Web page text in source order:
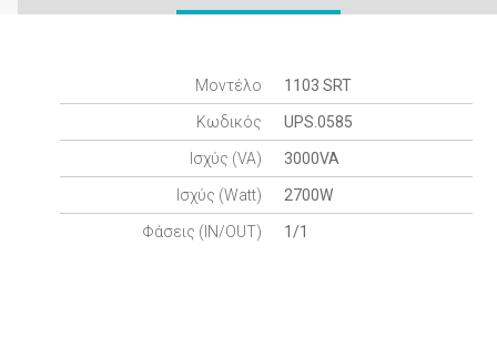
Μοντέλο 1103 SRT
Κωδικός UPS.0585
Ισχύς (VA) 3000VA
Ισχύς (Watt) 2700W
Φάσεις (IN/OUT) 1/1